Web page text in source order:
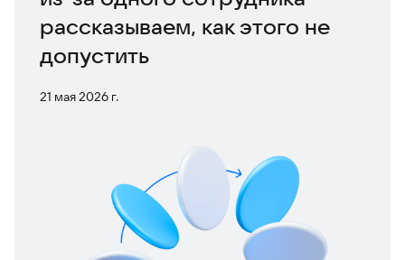
рассказываем, как этого не
допустить
21 мая 2026 г.